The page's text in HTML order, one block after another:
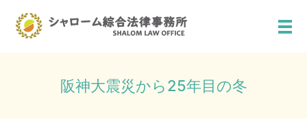
メ
阪神大震災から25年目の冬